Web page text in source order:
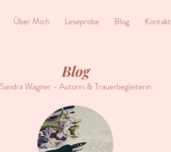
Über Mich Leseprobe Blog Kontakt
Blog
Sandra Wagner - Autorin & Trauerbegleiterin